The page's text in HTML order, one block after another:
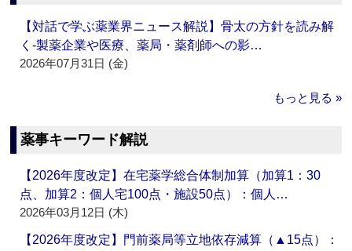
【対話で学ぶ薬業界ニュース解説】骨太の方針を読み解
く‐製薬企業や医療、薬局・薬剤師への影…
2026年07月31日 (金)
もっと見る »
薬事キーワード解説
【2026年度改定】在宅薬学総合体制加算（加算1：30
点、加算2：個人宅100点・施設50点）：個人…
2026年03月12日 (木)
【2026年度改定】門前薬局等立地依存減算（▲15点）：